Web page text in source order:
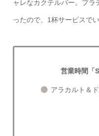
ャレなカクテルバー。プラ
ったので、1杯サービスで
営業時間「
アラカルト＆